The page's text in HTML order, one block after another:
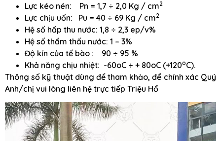
Lực kéo nén: Pn = 1,7 ÷ 2,0 Kg / cm2
Lực chịu uốn: Pu = 40 ÷ 69 Kg / cm2
Hệ số hấp thu nước: 1,8 ÷ 2,3 ep/v%
Hệ số thẩm thấu nước: 1 – 3%
Độ kín của tế bào : 90 ÷ 95 %
Khả năng chịu nhiệt: -60oC ÷ + 80oC (+120oC).
Thông số kỹ thuật dùng để tham khảo, để chính xác Quý
Anh/chị vui lòng liên hệ trực tiếp Triệu Hổ